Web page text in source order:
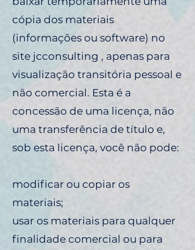
cópia dos materiais
(informações ou software) no
site jcconsulting , apenas para
visualização transitória pessoal e
não comercial. Esta é a
concessão de uma licença, não
uma transferência de título e,
sob esta licença, você não pode:
modificar ou copiar os
materiais;
usar os materiais para qualquer
finalidade comercial ou para